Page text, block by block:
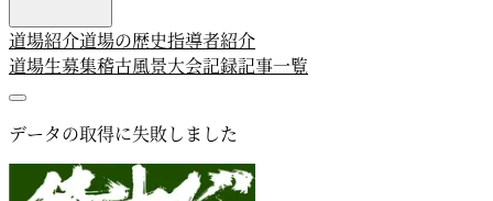
道場紹介道場の歴史指導者紹介
道場生募集稽古風景大会記録記事一覧
データの取得に失敗しました